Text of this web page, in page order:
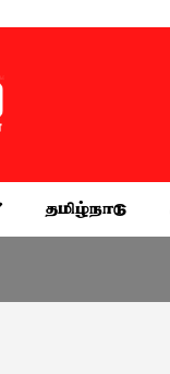
தமிழ்நாடு